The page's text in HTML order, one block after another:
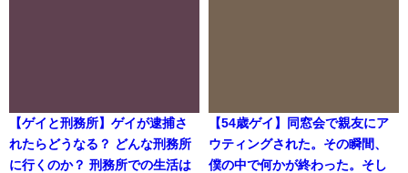
【ゲイと刑務所】ゲイが逮捕さ
れたらどうなる？ どんな刑務所
に行くのか？ 刑務所での生活は
【54歳ゲイ】同窓会で親友にア
ウティングされた。その瞬間、
僕の中で何かが終わった。そし